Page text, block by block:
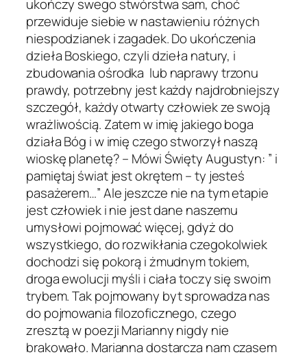
ukończy swego stwórstwa sam, choć
przewiduje siebie w nastawieniu różnych
niespodzianek i zagadek. Do ukończenia
dzieła Boskiego, czyli dzieła natury, i
zbudowania ośrodka lub naprawy trzonu
prawdy, potrzebny jest każdy najdrobniejszy
szczegół, każdy otwarty człowiek ze swoją
wrażliwością. Zatem w imię jakiego boga
działa Bóg i w imię czego stworzył naszą
wioskę planetę? – Mówi Święty Augustyn: ” i
pamiętaj świat jest okrętem – ty jesteś
pasażerem…” Ale jeszcze nie na tym etapie
jest człowiek i nie jest dane naszemu
umysłowi pojmować więcej, gdyż do
wszystkiego, do rozwikłania czegokolwiek
dochodzi się pokorą i żmudnym tokiem,
droga ewolucji myśli i ciała toczy się swoim
trybem. Tak pojmowany byt sprowadza nas
do pojmowania filozoficznego, czego
zresztą w poezji Marianny nigdy nie
brakowało. Marianna dostarcza nam czasem